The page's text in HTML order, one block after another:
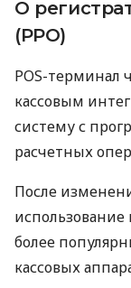
О
(РРО)
POS-терминал
кассовым
систему с
расчетных
После
более
кассовых